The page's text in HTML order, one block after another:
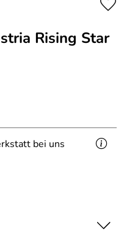
Rising Star
bei uns